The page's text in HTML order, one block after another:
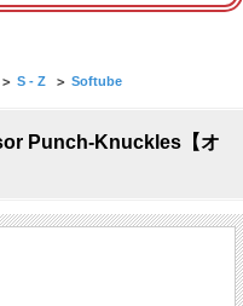
> S - Z > Softube
Punch-Knuckles【オ